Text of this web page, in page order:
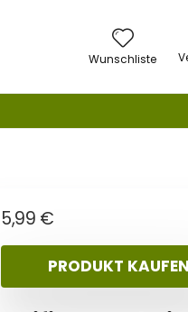
Wunschliste
5,99 €
PRODUKT KAUFEN